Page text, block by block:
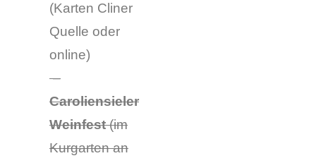
(Karten Cliner
Quelle oder
online)
–
Caroliensieler
Weinfest(im
Kurgarten an